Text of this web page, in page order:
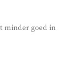
minder goed in